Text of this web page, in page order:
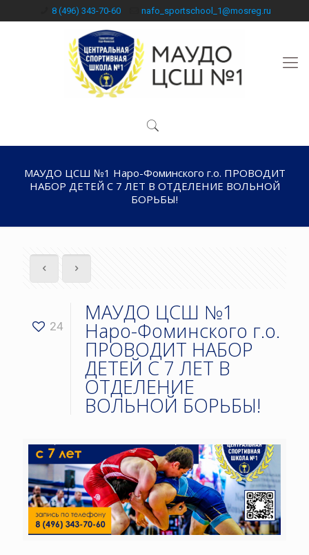
8 (496) 343-70-60 nafo_sportschool_1@mosreg.ru
МАУДО ЦСШ №1 Наро-Фоминского г.о. ПРОВОДИТ
НАБОР ДЕТЕЙ С 7 ЛЕТ В ОТДЕЛЕНИЕ ВОЛЬНОЙ
БОРЬБЫ!
24
МАУДО ЦСШ №1
Наро-Фоминского г.о.
ПРОВОДИТ НАБОР
ДЕТЕЙ С 7 ЛЕТ В
ОТДЕЛЕНИЕ
ВОЛЬНОЙ БОРЬБЫ!